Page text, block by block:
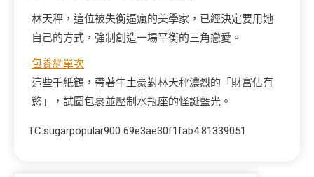
林天秤，這位被失衡逼瘋的美學家，已經決定要用她
自己的方式，強制創造一場平衡的三角戀愛。
包養網單次
這些千紙鶴，帶著牛土豪對林天秤濃烈的「財富佔有
慾」，試圖包裹並壓制水瓶座的怪誕藍光。
TC:sugarpopular900 69e3ae30f1fab4.81339051